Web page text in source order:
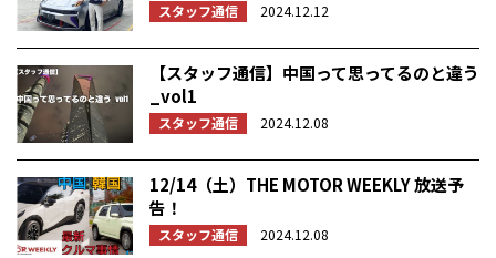
スタッフ通信 2024.12.12
【スタッフ通信】中国って思ってるのと違う
_vol1
スタッフ通信 2024.12.08
12/14（土）THE MOTOR WEEKLY 放送予
告！
スタッフ通信 2024.12.08